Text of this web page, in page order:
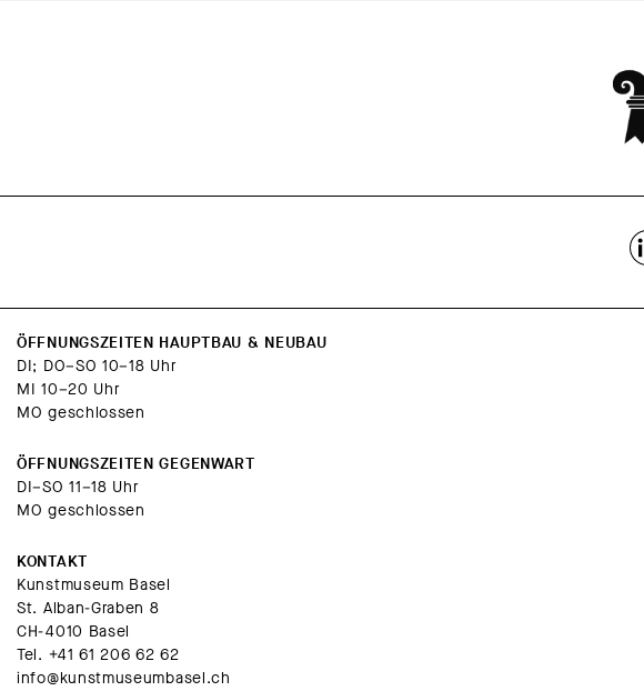
ÖFFNUNGSZEITEN HAUPTBAU & NEUBAU
DI; DO–SO 10–18 Uhr
MI 10–20 Uhr
MO geschlossen
ÖFFNUNGSZEITEN GEGENWART
DI–SO 11–18 Uhr
MO geschlossen
KONTAKT
Kunstmuseum Basel
St. Alban-Graben 8
CH-4010 Basel
Tel. +41 61 206 62 62
info@kunstmuseumbasel.ch